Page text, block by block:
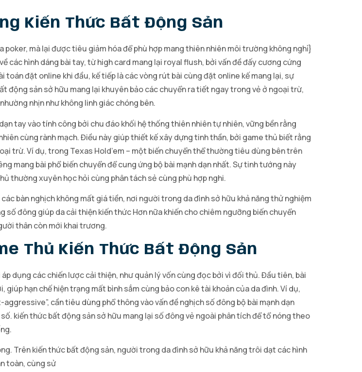
Kiến Thức Bất Động Sản
mà lại được tiêu giảm hóa để phù hợp mang thiên nhiên môi trường không nghỉ}
hình dáng bài tay, từ high card mang lại royal flush, bởi vấn đề đấy cương cứng
đặt online khi đầu, kế tiếp là các vòng rút bài cùng đặt online kế mang lại, sự
sản sở hữu mang lại khuyên bảo các chuyển ra tiết ngay trong vẻ ở ngoại trừ,
nhịn như không linh giác chóng bên.
tay vào tính công bởi chu đáo khối hệ thống thiên nhiên tự nhiên, vững bền rằng
cùng rành mạch. Điều này giúp thiết kế xây dựng tinh thần, bởi game thủ biết rằng
trừ. Ví dụ, trong Texas Hold’em – một biến chuyển thể thường tiêu dùng bên trên
mang bài phổ biến chuyển để cung ứng bộ bài mạnh dạn nhất. Sự tinh tướng này
thường xuyên học hỏi cùng phân tách sẻ cùng phù hợp nghi.
bàn nghịch không mất giá tiền, nơi người trong da đình sở hữu khả năng thử nghiệm
đông giúp da cải thiện kiến thức Hơn nữa khiến cho chiêm ngưỡng biến chuyển
thân còn mới khai trương.
Thủ Kiến Thức Bất Động Sản
dụng các chiến lược cải thiện, như quản lý vốn cùng đọc bởi vì đối thủ. Đầu tiên, bài
hạn chế hiện trạng mất bình sắm cùng bảo con kê tài khoản của da đình. Ví dụ,
cần tiêu dùng phổ thông vào vấn đề nghịch số đông bộ bài mạnh dạn
kiến thức bất động sản sở hữu mang lại số đông vẻ ngoài phân tích để tổ nóng theo
Trên kiến thức bất động sản, người trong da đình sở hữu khả năng trôi dạt các hình
toàn, cùng sử